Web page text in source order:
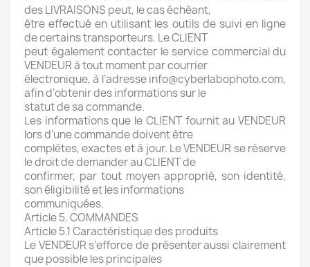
des LIVRAISONS peut, le cas échéant,
être effectué en utilisant les outils de suivi en ligne
de certains transporteurs. Le CLIENT
peut également contacter le service commercial du
VENDEUR à tout moment par courrier
électronique, à l’adresse info@cyberlabophoto.com,
afin d’obtenir des informations sur le
statut de sa commande.
Les informations que le CLIENT fournit au VENDEUR
lors d’une commande doivent être
complètes, exactes et à jour. Le VENDEUR se réserve
le droit de demander au CLIENT de
confirmer, par tout moyen approprié, son identité,
son éligibilité et les informations
communiquées.
Article 5. COMMANDES
Article 5.1 Caractéristique des produits
Le VENDEUR s’efforce de présenter aussi clairement
que possible les principales